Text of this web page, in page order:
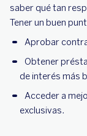
saber qué tan
Tener un buen
Aprobar
Obtener
de interés más
Acceder a
exclusivas.